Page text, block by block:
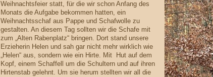
Weihnachtsfeier statt, für die wir schon Anfang des
Monats die Aufgabe bekommen hatten, ein
Weihnachtsschaf aus Pappe und Schafwolle zu
gestalten. An diesem Tag sollten wir die Schafe mit
zum „Alten Rabenplatz“ bringen. Dort stand unsere
Erzieherin Helen und sah gar nicht mehr wirklich wie
„Helen“ aus, sondern wie ein Hirte. Mit Hut auf dem
Kopf, einem Schaffell um die Schultern und auf ihren
Hirtenstab gelehnt. Um sie herum stellten wir all die